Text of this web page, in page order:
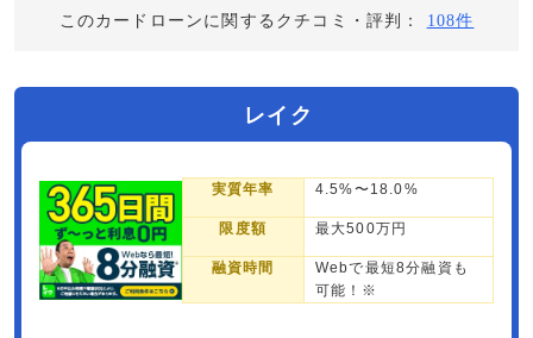
このカードローンに関するクチコミ・評判： 108件
レイク
実質年率 4.5%〜18.0%
限度額 最大500万円
融資時間
Webで最短8分融資も
可能！※